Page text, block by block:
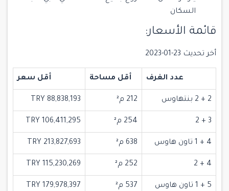
السكان
قائمة الأسعار:
أخر تحديث 23-01-2023
عدد الغرف أقل مساحة أقل سعر
2 + 2 بنتهاوس 212 م² 88,838,193 TRY
3 + 2 254 م² 106,411,295 TRY
4 + 1 تاون هاوس 638 م² 213,827,693 TRY
4 + 2 252 م² 115,230,269 TRY
5 + 1 تاون هاوس 537 م² 179,978,397 TRY